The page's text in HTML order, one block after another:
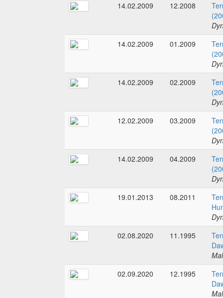
14.02.2009
12.2008
14.02.2009
01.2009
14.02.2009
02.2009
12.02.2009
03.2009
14.02.2009
04.2009
19.01.2013
08.2011
02.08.2020
11.1995
02.09.2020
12.1995